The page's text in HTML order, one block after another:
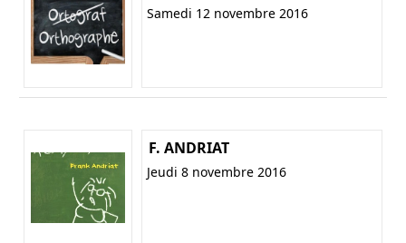
Samedi 12 novembre 2016
F. ANDRIAT
Jeudi 8 novembre 2016